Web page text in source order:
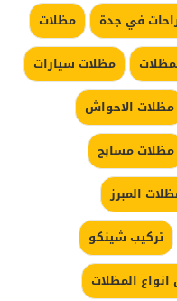
في جدة
مظلات
مظلات سيارات
مظلات الاحواش
مظلات مسابح
المبرز
تركيب شينكو
المظلات